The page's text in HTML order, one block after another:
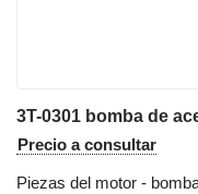
3T-0301 bomba de
Precio a consultar
Piezas del motor -